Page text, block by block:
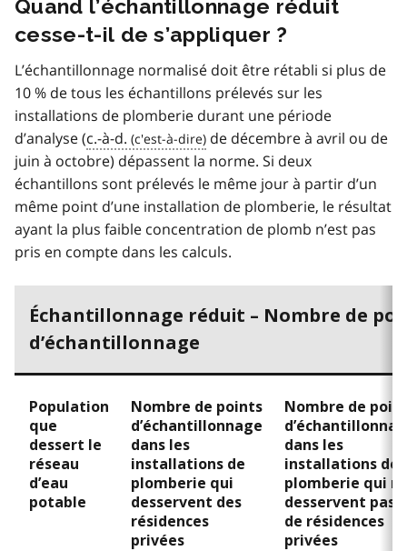
Quand l’échantillonnage réduit
cesse-t-il de s’appliquer ?
L’échantillonnage normalisé doit être rétabli si plus de
10 % de tous les échantillons prélevés sur les
installations de plomberie durant une période
d’analyse (c.-à-d.
de décembre à avril ou de
juin à octobre) dépassent la norme. Si deux
échantillons sont prélevés le même jour à partir d’un
même point d’une installation de plomberie, le résultat
ayant la plus faible concentration de plomb n’est pas
pris en compte dans les calculs.
Échantillonnage réduit – Nombre de
d’échantillonnage
Population
que
dessert le
réseau
d’eau
potable
Nombre de points
d’échantillonnage
dans les
installations de
plomberie qui
desservent des
résidences
privées
Nombre de
dans les
installations de
plomberie qui
desservent pas
de résidences
privées